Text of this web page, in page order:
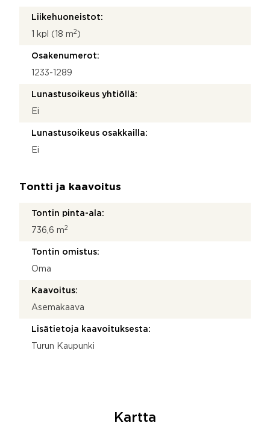
Liikehuoneistot:
1 kpl (18 m2 )
Osakenumerot:
1233-1289
Lunastusoikeus yhtiöllä:
Ei
Lunastusoikeus osakkailla:
Ei
Tontti ja kaavoitus
Tontin pinta-ala:
736,6 m2
Tontin omistus:
Oma
Kaavoitus:
Asemakaava
Lisätietoja kaavoituksesta:
Turun Kaupunki
Kartta